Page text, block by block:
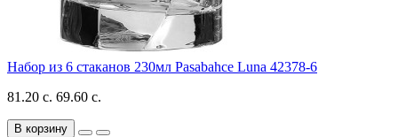
Набор из 6 стаканов 230мл Pasabahce Luna 42378-6
81.20 с. 69.60 с.
В корзину